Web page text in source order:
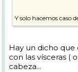
Y solo hacemos caso
Hay un dicho que
con las vísceras (
cabeza...